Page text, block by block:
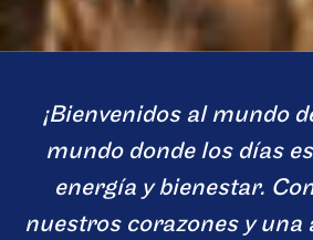
¡Bienvenidos al mundo
mundo donde los días
energía y bienestar.
nuestros corazones y